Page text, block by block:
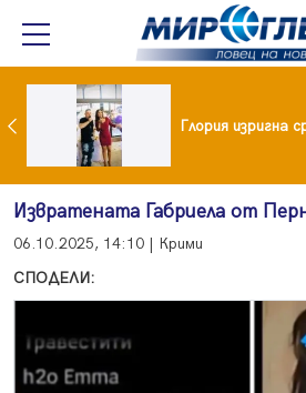
Мария и майка си построиха къща от 8000 стъклени бутилки
Извратената Габриела от
06.10.2025, 14:10 | Крими
СПОДЕЛИ: